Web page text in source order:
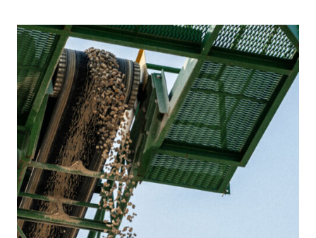
SOSTENIBILITÀ
CONTATTI